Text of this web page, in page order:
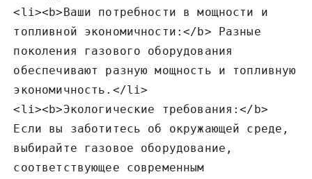
<li><b>Ваши потребности в мощности и
топливной экономичности:</b> Разные
поколения газового оборудования
обеспечивают разную мощность и топливную
экономичность.</li>
<li><b>Экологические требования:</b>
Если вы заботитесь об окружающей среде‚
выбирайте газовое оборудование‚
соответствующее современным